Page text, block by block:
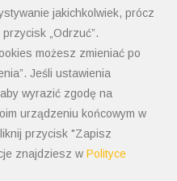
jakichkolwiek, prócz
„Odrzuć”.
możesz zmieniać po
Jeśli ustawienia
wyrazić zgodę na
urządzeniu końcowym w
przycisk "Zapisz
znajdziesz w Polityce
sterowania głównymi
tablicach rozdzielczych
zasilania maszyn i